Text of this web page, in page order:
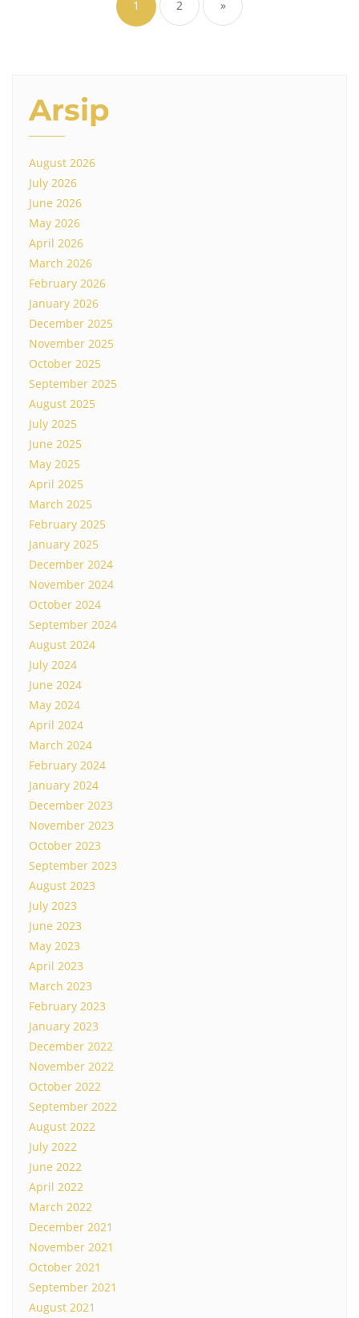
1 2 »
Arsip
August 2026
July 2026
June 2026
May 2026
April 2026
March 2026
February 2026
January 2026
December 2025
November 2025
October 2025
September 2025
August 2025
July 2025
June 2025
May 2025
April 2025
March 2025
February 2025
January 2025
December 2024
November 2024
October 2024
September 2024
August 2024
July 2024
June 2024
May 2024
April 2024
March 2024
February 2024
January 2024
December 2023
November 2023
October 2023
September 2023
August 2023
July 2023
June 2023
May 2023
April 2023
March 2023
February 2023
January 2023
December 2022
November 2022
October 2022
September 2022
August 2022
July 2022
June 2022
April 2022
March 2022
December 2021
November 2021
October 2021
September 2021
August 2021